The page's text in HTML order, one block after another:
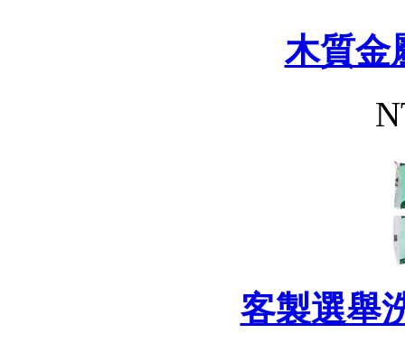
木質金
客製選舉